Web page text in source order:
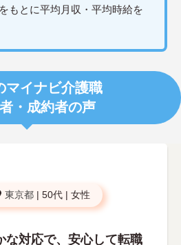
もとに平均月収・平均時給を
マイナビ介護職
・成約者の声
東京都 | 50代 | 女性
な対応で、安心して転職